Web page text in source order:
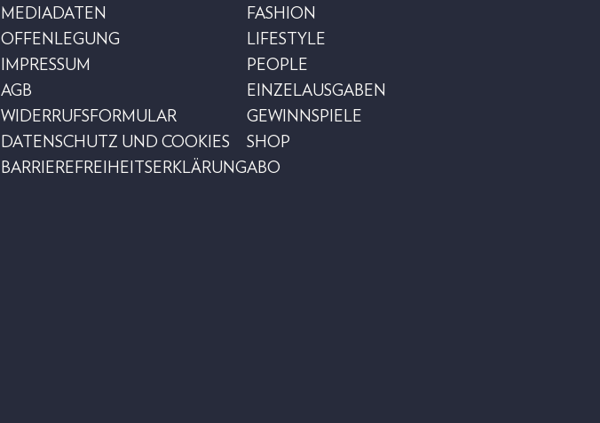
MEDIADATEN
OFFENLEGUNG
IMPRESSUM
AGB
WIDERRUFSFORMULAR
DATENSCHUTZ UND COOKIES
BARRIEREFREIHEITSERKLÄRUNG
FASHION
LIFESTYLE
PEOPLE
EINZELAUSGABEN
GEWINNSPIELE
SHOP
ABO